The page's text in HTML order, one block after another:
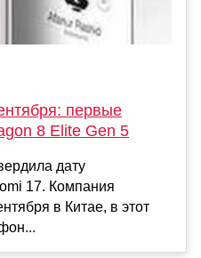
первые
8 Elite Gen 5
дату
17. Компания
в Китае, в этот